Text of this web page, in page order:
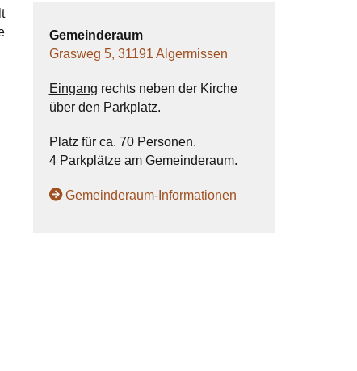
Gemeinderaum
​Grasweg 5, 31191 Algermissen
Eingang rechts neben der Kirche
über den Parkplatz.
Platz für ca. 70 Personen.
4 Parkplätze am Gemeinderaum.
Gemeinderaum-Informationen